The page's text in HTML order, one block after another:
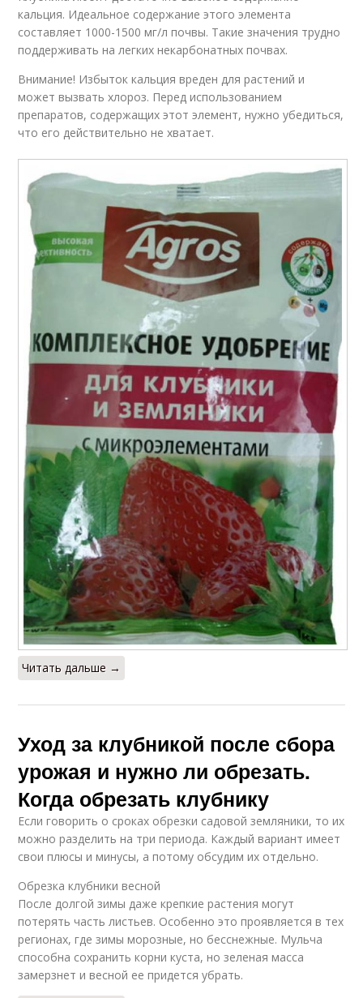
кальция. Идеальное содержание этого элемента
составляет 1000-1500 мг/л почвы. Такие значения трудно
поддерживать на легких некарбонатных почвах.
Внимание! Избыток кальция вреден для растений и
может вызвать хлороз. Перед использованием
препаратов, содержащих этот элемент, нужно убедиться,
что его действительно не хватает.
Читать дальше →
Уход за клубникой после сбора
урожая и нужно ли обрезать.
Когда обрезать клубнику
Если говорить о сроках обрезки садовой земляники, то их
можно разделить на три периода. Каждый вариант имеет
свои плюсы и минусы, а потому обсудим их отдельно.
Обрезка клубники весной
После долгой зимы даже крепкие растения могут
потерять часть листьев. Особенно это проявляется в тех
регионах, где зимы морозные, но бесснежные. Мульча
способна сохранить корни куста, но зеленая масса
замерзнет и весной ее придется убрать.